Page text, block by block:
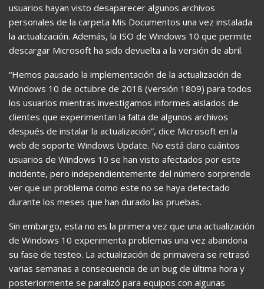
usuarios hayan visto desaparecer algunos archivos
personales de la carpeta Mis Documentos una vez instalada
la actualización. Además, la ISO de Windows 10 que permite
descargar Microsoft ha sido devuelta a la versión de abril.
“Hemos pausado la implementación de la actualización de
Windows 10 de octubre de 2018 (versión 1809) para todos
los usuarios mientras investigamos informes aislados de
clientes que experimentan la falta de algunos archivos
después de instalar la actualización”, dice Microsoft en la
web de soporte Windows Update. No está claro cuántos
usuarios de Windows 10 se han visto afectados por este
incidente, pero independientemente del número sorprende
ver que un problema como este no se haya detectado
durante los meses que han durado las pruebas.
Sin embargo, esta no es la primera vez que una actualización
de Windows 10 experimenta problemas una vez abandona
su fase de testeo. La actualización de primavera se retrasó
varias semanas a consecuencia de un bug de última hora y
posteriormente se paralizó para equipos con algunas